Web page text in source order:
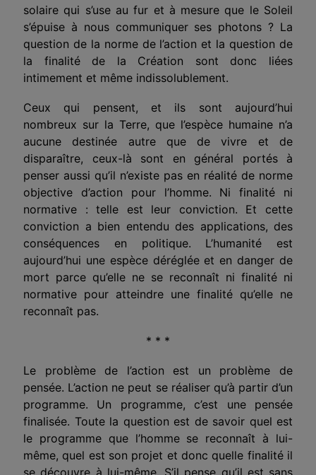
solaire qui s’use au fur et à mesure que le Soleil
s’épuise à nous communiquer ses photons ? La
question de la norme de l’action et la question de
la finalité de la Création sont donc liées
intimement et même indissolublement.
Ceux qui pensent, et ils sont aujourd’hui
nombreux sur la Terre, que l’espèce humaine n’a
aucune destinée autre que de vivre et de
disparaître, ceux-là sont en général portés à
penser aussi qu’il n’existe pas en réalité de norme
objective d’action pour l’homme. Ni finalité ni
normative : telle est leur conviction. Et cette
conviction a bien entendu des applications, des
conséquences en politique. L’humanité est
aujourd’hui une espèce déréglée et en danger de
mort parce qu’elle ne se reconnaît ni finalité ni
normative pour atteindre une finalité qu’elle ne
reconnaît pas.
* * *
Le problème de l’action est un problème de
pensée. L’action ne peut se réaliser qu’à partir d’un
programme. Un programme, c’est une pensée
finalisée. Toute la question est de savoir quel est
le programme que l’homme se reconnaît à lui-
même, quel est son projet et donc quelle finalité il
se découvre à lui-même. S’il pense qu’il est sans